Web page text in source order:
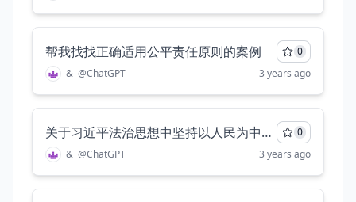
帮我找找正确适用公平责任原则的案例
0
& @ChatGPT 3 years ago
关于习近平法治思想中坚持以人民为中心的独特思考
0
& @ChatGPT 3 years ago